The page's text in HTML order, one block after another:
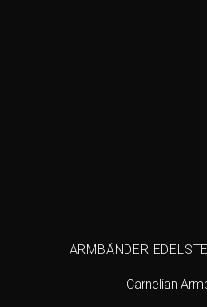
ARMBÄNDER
Carnelian